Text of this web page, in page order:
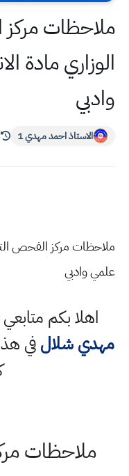
ملاحظات
الوزاري مادة
وادبي
الاستاذ احمد مهدي 1
ملاحظات مركز الفحص
علمي وادبي
اهلا بكم
مهدي شلالفي
ملاحظات